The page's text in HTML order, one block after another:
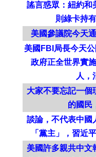
謠言惑眾：紐約和
則綠卡持
美國參議院今天
美國FBI局長今天
政府正全世界實
人，
大家不要忘記一個
的國民
談論，不代表中國
「黨主」，習近
美國許多親共中文